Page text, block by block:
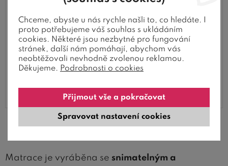
Matrace je vyráběna se snimatelným a
Chceme, abyste u nás rychle našli to, co hledáte. I
proto potřebujeme váš souhlas s ukládáním
cookies. Některé jsou nezbytné pro fungování
stránek, další nám pomáhají, abychom vás
neobtěžovali nevhodně zvolenou reklamou.
Děkujeme. Podrobnosti o cookies
Spravovat nastavení cookies
Přijmout vše a pokračovat